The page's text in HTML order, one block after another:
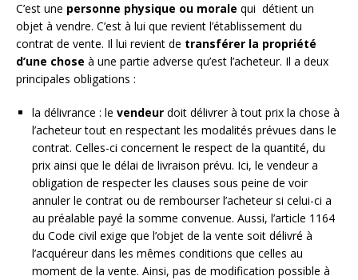
C’est une personne physique ou morale qui détient un
objet à vendre. C’est à lui que revient l’établissement du
contrat de vente. Il lui revient de transférer la propriété
d’une chose à une partie adverse qu’est l’acheteur. Il a deux
principales obligations :
la délivrance : le vendeur doit délivrer à tout prix la chose à
l’acheteur tout en respectant les modalités prévues dans le
contrat. Celles-ci concernent le respect de la quantité, du
prix ainsi que le délai de livraison prévu. Ici, le vendeur a
obligation de respecter les clauses sous peine de voir
annuler le contrat ou de rembourser l’acheteur si celui-ci a
au préalable payé la somme convenue. Aussi, l’article 1164
du Code civil exige que l’objet de la vente soit délivré à
l’acquéreur dans les mêmes conditions que celles au
moment de la vente. Ainsi, pas de modification possible à